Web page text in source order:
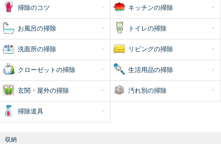
掃除のコツ キッチンの掃除
お風呂の掃除 トイレの掃除
洗面所の掃除 リビングの掃除
クローゼットの掃除 生活用品の掃除
玄関・屋外の掃除 汚れ別の掃除
掃除道具
収納